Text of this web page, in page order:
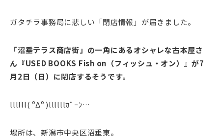
ガタチラ事務局に悲しい「閉店情報」が届きました。
「沼垂テラス商店街」の一角にあるオシャレな古本屋さ
ん『USED BOOKS Fish on（フィッシュ・オン）』が7
月2日（日）に閉店するそうです。
llllll( ºΔº )llllllｶﾞｰﾝ…
場所は、新潟市中央区沼垂東。